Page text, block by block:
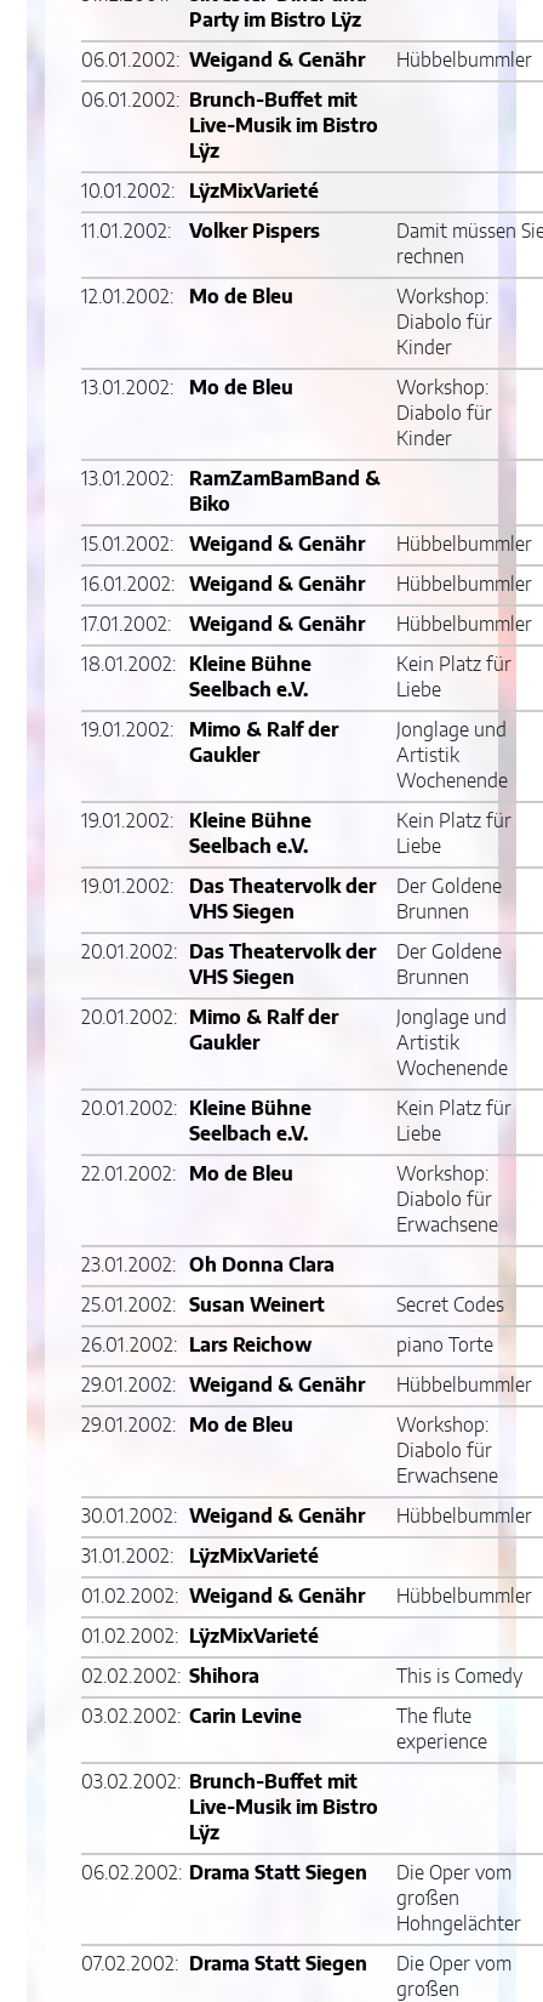
Party im Bistro Lÿz
06.01.2002: Weigand & Genähr Hübbelbummler
06.01.2002: Brunch-Buffet mit
Live-Musik im Bistro
Lÿz
10.01.2002: LÿzMixVarieté
11.01.2002: Volker Pispers
Damit müssen
rechnen
12.01.2002: Mo de Bleu
Workshop:
Diabolo für
Kinder
13.01.2002: Mo de Bleu
Workshop:
Diabolo für
Kinder
13.01.2002:
RamZamBamBand &
Biko
15.01.2002: Weigand & Genähr Hübbelbummler
16.01.2002: Weigand & Genähr Hübbelbummler
17.01.2002: Weigand & Genähr Hübbelbummler
18.01.2002:
Kleine Bühne
Seelbach e.V.
Kein Platz für
Liebe
19.01.2002:
Mimo & Ralf der
Gaukler
Jonglage und
Artistik
Wochenende
19.01.2002:
Kleine Bühne
Seelbach e.V.
Kein Platz für
Liebe
19.01.2002:
Das Theatervolk der
VHS Siegen
Der Goldene
Brunnen
20.01.2002:
Das Theatervolk der
VHS Siegen
Der Goldene
Brunnen
20.01.2002:
Mimo & Ralf der
Gaukler
Jonglage und
Artistik
Wochenende
20.01.2002:
Kleine Bühne
Seelbach e.V.
Kein Platz für
Liebe
22.01.2002: Mo de Bleu
Workshop:
Diabolo für
Erwachsene
23.01.2002: Oh Donna Clara
25.01.2002: Susan Weinert Secret Codes
26.01.2002: Lars Reichow piano Torte
29.01.2002: Weigand & Genähr Hübbelbummler
29.01.2002: Mo de Bleu
Workshop:
Diabolo für
Erwachsene
30.01.2002: Weigand & Genähr Hübbelbummler
31.01.2002: LÿzMixVarieté
01.02.2002: Weigand & Genähr Hübbelbummler
01.02.2002: LÿzMixVarieté
02.02.2002: Shihora This is Comedy
03.02.2002: Carin Levine
The flute
experience
03.02.2002: Brunch-Buffet mit
Live-Musik im Bistro
Lÿz
06.02.2002: Drama Statt Siegen
Die Oper vom
großen
Hohngelächter
07.02.2002: Drama Statt Siegen
Die Oper vom
großen